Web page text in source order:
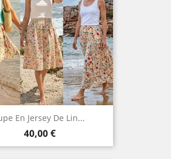
En Jersey De Lin...
Prix
40,00 €